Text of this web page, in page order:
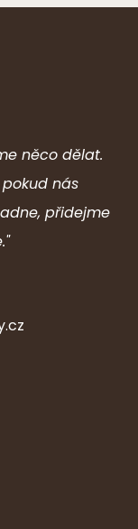
něco dělat.
nás
přidejme